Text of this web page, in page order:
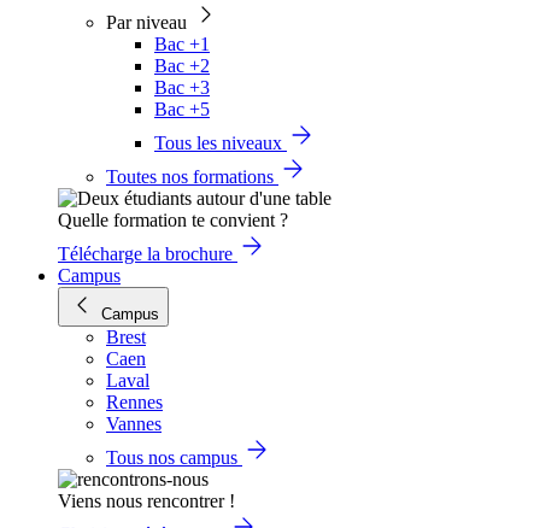
Par niveau
Bac +1
Bac +2
Bac +3
Bac +5
Tous les niveaux
Toutes nos formations
Quelle formation te convient ?
Télécharge la brochure
Campus
Campus
Brest
Caen
Laval
Rennes
Vannes
Tous nos campus
Viens nous rencontrer !